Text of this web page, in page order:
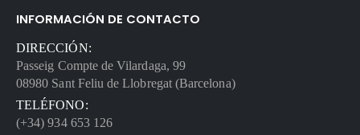
INFORMACIÓN DE CONTACTO
DIRECCIÓN:
Passeig Compte de Vilardaga, 99
08980 Sant Feliu de Llobregat (Barcelona)
TELÉFONO:
(+34) 934 653 126